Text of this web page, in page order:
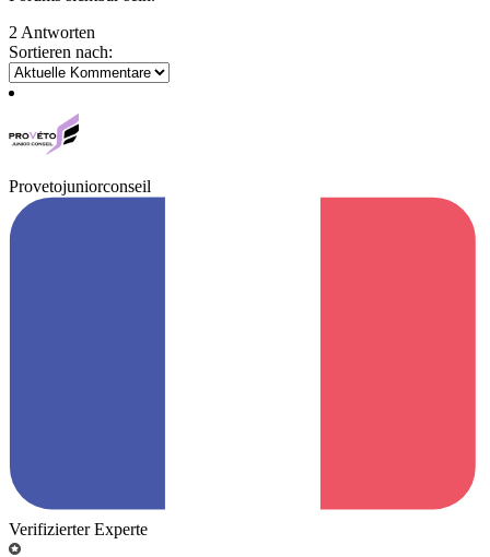
2 Antworten
Sortieren nach:
Provetojuniorconseil
Verifizierter Experte